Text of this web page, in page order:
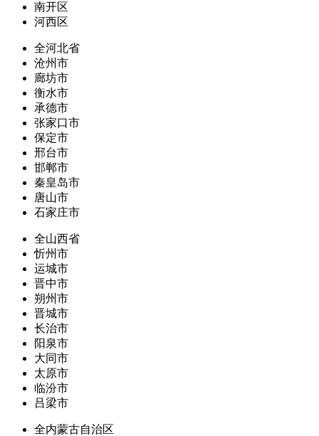
南开区
河西区
全河北省
沧州市
廊坊市
衡水市
承德市
张家口市
保定市
邢台市
邯郸市
秦皇岛市
唐山市
石家庄市
全山西省
忻州市
运城市
晋中市
朔州市
晋城市
长治市
阳泉市
大同市
太原市
临汾市
吕梁市
全内蒙古自治区